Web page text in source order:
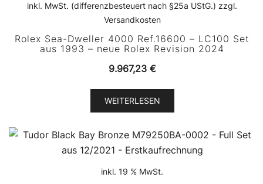
inkl. MwSt. (differenzbesteuert nach §25a UStG.) zzgl.
Versandkosten
Rolex Sea-Dweller 4000 Ref.16600 – LC100 Set
aus 1993 – neue Rolex Revision 2024
9.967,23 €
WEITERLESEN
inkl. 19 % MwSt.